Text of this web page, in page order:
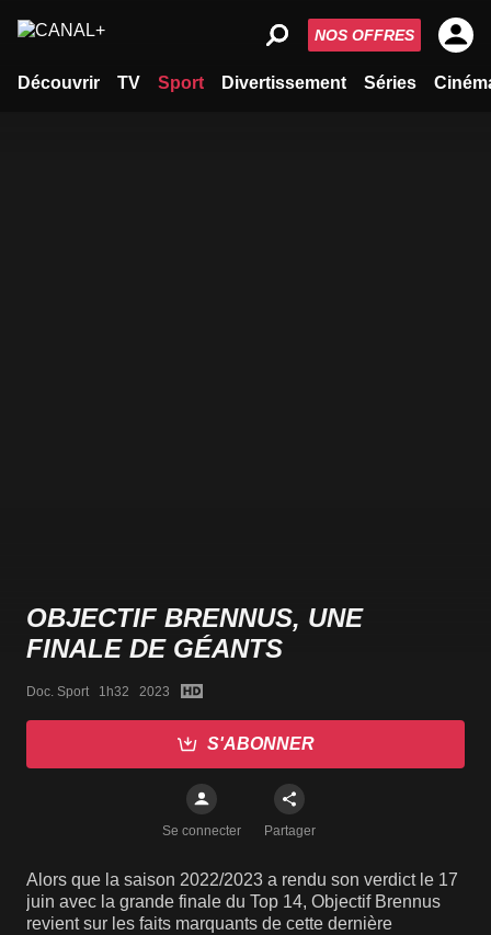
Découvrir TV Sport Divertissement Séries
NOS OFFRES
OBJECTIF BRENNUS, UNE
FINALE DE GÉANTS
Doc. Sport   1h32   2023
S'ABONNER
Se connecter Partager
Alors que la saison 2022/2023 a rendu son verdict le 17
juin avec la grande finale du Top 14, Objectif Brennus
revient sur les faits marquants de cette dernière